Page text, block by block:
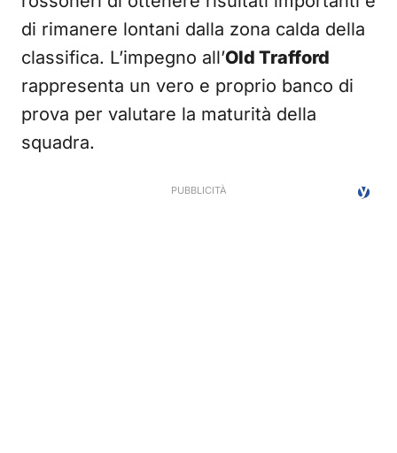
di rimanere lontani dalla zona calda della
classifica. L’impegno all’Old Trafford
rappresenta un vero e proprio banco di
prova per valutare la maturità della
squadra.